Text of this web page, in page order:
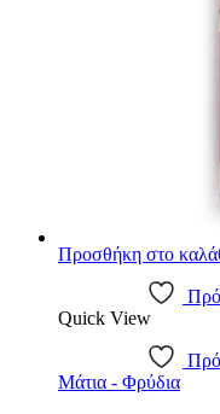
Προσθήκη στο
Quick View
Μάτια - Φρύδια